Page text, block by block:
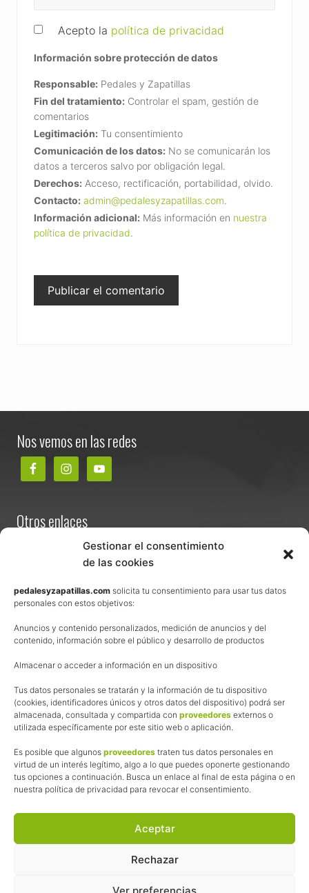
Gestionar el consentimiento
de las cookies
pedalesyzapatillas.com solicita tu consentimiento para usar tus datos
personales con estos objetivos:
Anuncios y contenido personalizados, medición de anuncios y del
contenido, información sobre el público y desarrollo de productos
Almacenar o acceder a información en un dispositivo
Tus datos personales se tratarán y la información de tu dispositivo
(cookies, identificadores únicos y otros datos del dispositivo) podrá ser
almacenada, consultada y compartida con proveedores externos o
utilizada específicamente por este sitio web o aplicación.
Es posible que algunos proveedores traten tus datos personales en
virtud de un interés legítimo, algo a lo que puedes oponerte gestionando
tus opciones a continuación. Busca un enlace al final de esta página o en
nuestra política de privacidad para revocar el consentimiento.
Aceptar
Rechazar
Ver preferencias
Acepto la política de privacidad
Información sobre protección de datos
Responsable: Pedales y Zapatillas
Fin del tratamiento: Controlar el spam, gestión de
comentarios
Legitimación: Tu consentimiento
Comunicación de los datos: No se comunicarán los
datos a terceros salvo por obligación legal.
Derechos: Acceso, rectificación, portabilidad, olvido.
Contacto: admin@pedalesyzapatillas.com.
Información adicional: Más información en nuestra
política de privacidad.
Nos vemos en las redes
Otros enlaces
Términos y condiciones de venta
Política de privacidad
Política de cookies
Afiliación
La web de Pedalesyzapatillas utiliza programas de afiliación.
¿Qué significa esto?
Cuando recomiendo algún producto, pongo enlaces a tiendas
online que utilizo y, por cada compra que realizas, me llevo
una comisión sin que a ti te cueste más dinero.
Esas comisiones me permiten seguir manteniendo esta web,
las inscripciones a muchas de las marchas para después
Siempre escribo sobre productos y tiendas que he probado